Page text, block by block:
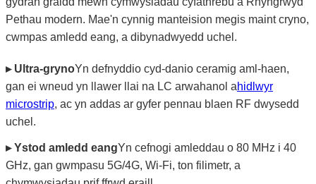
Pethau modern. Mae'n cynnig manteision megis maint cryno,
cwmpas amledd eang, a dibynadwyedd uchel.
▸ Ultra-grynoYn defnyddio cyd-danio ceramig aml-haen,
gan ei wneud yn llawer llai na LC arwahanol ahidlwyr
microstrip, ac yn addas ar gyfer pennau blaen RF dwysedd
uchel.
▸ Ystod amledd eangYn cefnogi amleddau o 80 MHz i 40
GHz, gan gwmpasu 5G/4G, Wi-Fi, ton filimetr, a